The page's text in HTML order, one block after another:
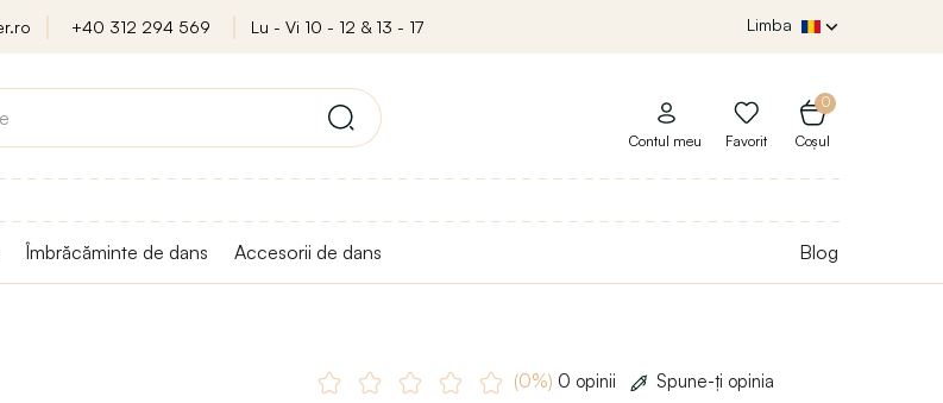
+40 312 294 569 Lu - Vi 10 - 12 & 13 - 17 Limba
0
Coșul
Contul meu Favorit
Îmbrăcăminte de dans Accesorii de dans Blog
(0%) 0 opinii Spune-ţi opinia